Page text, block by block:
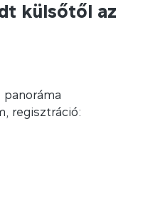
külsőtől az
regisztráció: